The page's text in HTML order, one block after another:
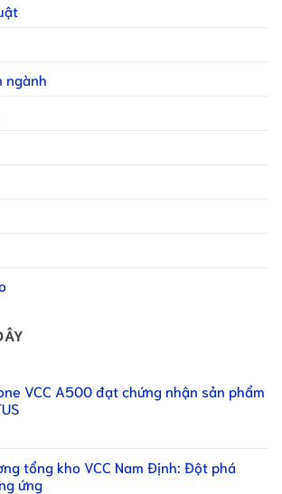
ngành
VCC A500 đạt chứng nhận sản phẩm
tổng kho VCC Nam Định: Đột phá
ứng